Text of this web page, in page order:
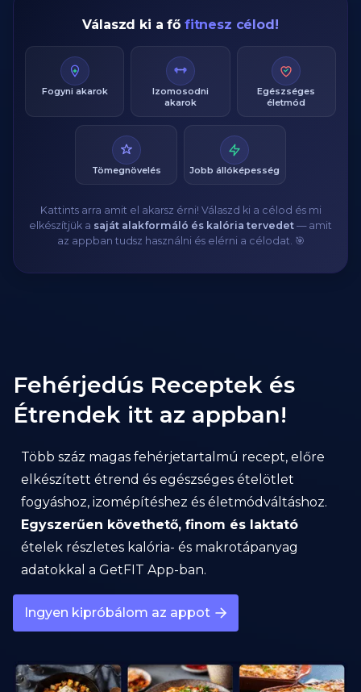
Válaszd ki a fő fitnesz célod!
Fogyni akarok
Izomosodni
akarok
Egészséges
életmód
Tömegnövelés Jobb állóképesség
Kattints arra amit el akarsz érni! Válaszd ki a célod és mi
elkészítjük a saját alakformáló és kalória tervedet — amit
az appban tudsz használni és elérni a célodat. 🎯
Fehérjedús Receptek és
Étrendek itt az appban!
Több száz magas fehérjetartalmú recept, előre
elkészített étrend és egészséges ételötlet
fogyáshoz, izomépítéshez és életmódváltáshoz.
Egyszerűen követhető, finom és laktató
ételek részletes kalória- és makrotápanyag
adatokkal a GetFIT App-ban.
Ingyen kipróbálom az appot